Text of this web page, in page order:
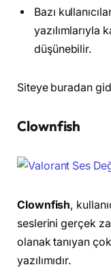
Bazı
yazılımlarıyla
düşünebilir.
Siteye buradan
Clownfish
Clownfish,
seslerini gerçek
olanak tanıyan
yazılımıdır.